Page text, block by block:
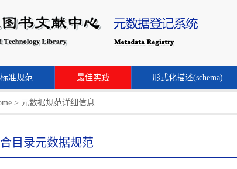
标准规范 最佳实践 形式化描述(schema)
> 元数据规范详细信息
目录元数据规范